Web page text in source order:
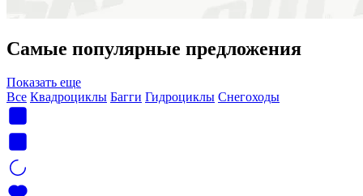
Самые популярные предложения
Показать еще
Все Квадроциклы Багги Гидроциклы Снегоходы